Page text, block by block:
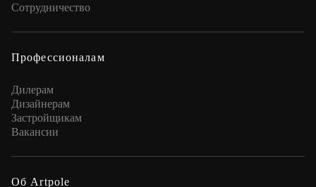
Сотрудничество
Профессионалам
Дилерам
Дизайнерам
Застройщикам
Вакансии
Об Artpole